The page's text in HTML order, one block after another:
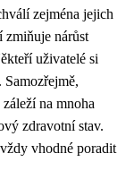
zejména jejich
zmiňuje nárůst
uživatelé si
na mnoha
zdravotní stav.
vhodné poradit